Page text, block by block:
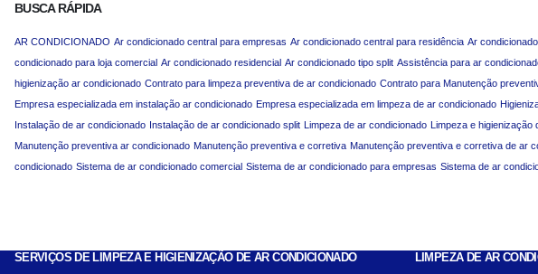
BUSCA RÁPIDA
AR CONDICIONADO Ar condicionado central para empresas Ar condicionado central para residência Ar
condicionado para loja comercial Ar condicionado residencial Ar condicionado tipo split Assistência para ar
higienização ar condicionado Contrato para limpeza preventiva de ar condicionado Contrato para Manutenção
Empresa especializada em instalação ar condicionado Empresa especializada em limpeza de ar condicionado
Instalação de ar condicionado Instalação de ar condicionado split Limpeza de ar condicionado Limpeza e higienização
Manutenção preventiva ar condicionado Manutenção preventiva e corretiva Manutenção preventiva e corretiva de ar
condicionado Sistema de ar condicionado comercial Sistema de ar condicionado para empresas Sistema de ar
SERVIÇOS DE LIMPEZA E HIGIENIZAÇÃO DE AR CONDICIONADO LIMPEZA DE AR